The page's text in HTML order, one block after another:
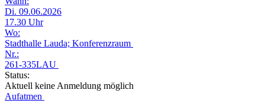
Di. 09.06.2026
17.30 Uhr
Wo:
Stadthalle Lauda; Konferenzraum
Nr.:
261-335LAU
Status:
Aktuell keine Anmeldung möglich
Aufatmen